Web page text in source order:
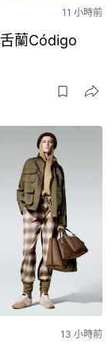
11 小時前
蘭Código
13 小時前